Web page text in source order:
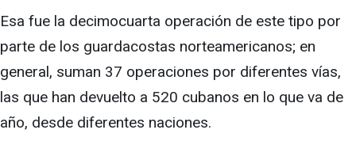
Esa fue la decimocuarta operación de este tipo por
parte de los guardacostas norteamericanos; en
general, suman 37 operaciones por diferentes vías,
las que han devuelto a 520 cubanos en lo que va de
año, desde diferentes naciones.